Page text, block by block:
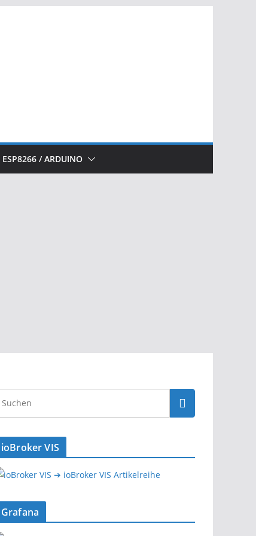
ESP8266 / ARDUINO
ioBroker VIS
➔ ioBroker VIS Artikelreihe
Grafana